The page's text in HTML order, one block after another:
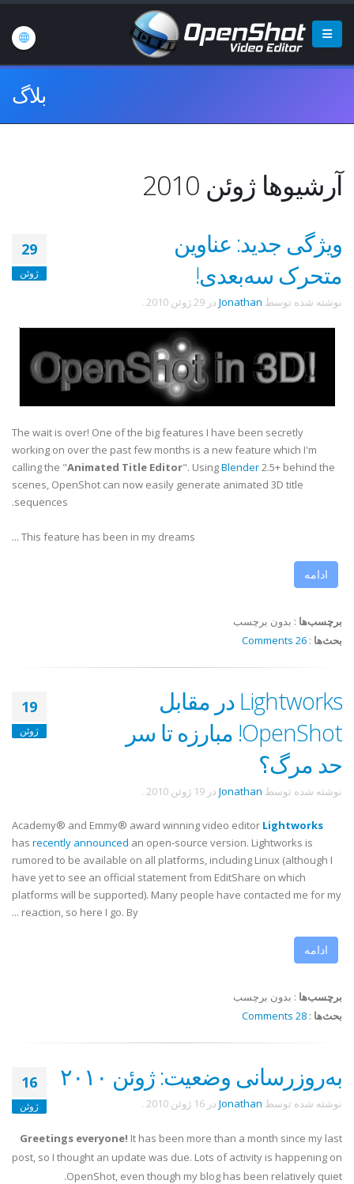
بلاگ
آرشیوها ژوئن 2010
29
ژوئن
ویژگی جدید: عناوین
متحرک سه‌بعدی!
نوشته شده توسط Jonathan در 29 ژوئن 2010 .
The wait is over! One of the big features I have been secretly
working on over the past few months is a new feature which I'm
calling the "Animated Title Editor". UsingBlender2.5+ behind the
scenes, OpenShot can now easily generate animated 3D title
sequences.
This feature has been in my dreams ...
ادامه
برچسب‌ها : بدون برچسب
بحث‌ها :
26 Comments
19
ژوئن
Lightworks در مقابل
OpenShot! مبارزه تا سر
حد مرگ؟
نوشته شده توسط Jonathan در 19 ژوئن 2010 .
Academy® and Emmy® award winning video editor Lightworks
has recently announced an open-source version. Lightworks is
rumored to be available on all platforms, including Linux (although I
have yet to see an official statement from EditShare on which
platforms will be supported). Many people have contacted me for my
reaction, so here I go. By ...
ادامه
برچسب‌ها : بدون برچسب
بحث‌ها :
28 Comments
16
ژوئن
به‌روزرسانی وضعیت: ژوئن ۲۰۱۰
نوشته شده توسط Jonathan در 16 ژوئن 2010 .
Greetings everyone! It has been more than a month since my last
post, so I thought an update was due. Lots of activity is happening on
OpenShot, even though my blog has been relatively quiet.